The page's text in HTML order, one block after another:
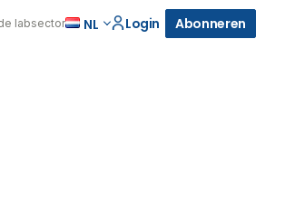
labsector NL Login Abonneren